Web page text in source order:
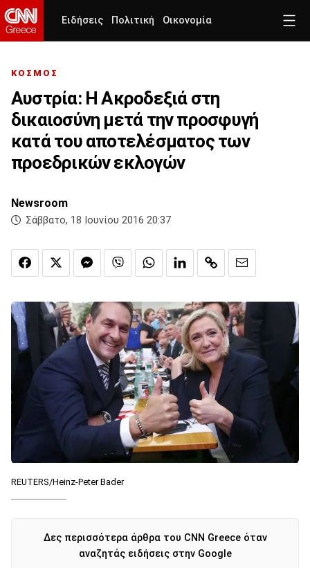
Ειδήσεις Πολιτική Οικονομία
ΚΟΣΜΟΣ
Aυστρία: Η Ακροδεξιά στη
δικαιοσύνη μετά την προσφυγή
κατά του αποτελέσματος των
προεδρικών εκλογών
Newsroom
Σάββατο, 18 Ιουνίου 2016 20:37
REUTERS/Heinz-Peter Bader
Δες περισσότερα άρθρα του CNN Greece όταν
αναζητάς ειδήσεις στην Google